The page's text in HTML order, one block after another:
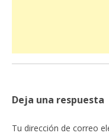
Deja una respuesta
Tu dirección de correo